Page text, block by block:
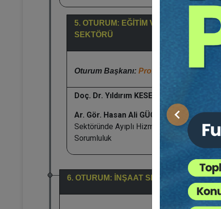
Önceki
5. OTURUM: EĞİTİM VE OTOMOTİV
SEKTÖRÜ
Oturum Başkanı: Prof. Dr. Cevdet YAVUZ
Doç. Dr. Yıldırım KESER:
Ar. Gör. Hasan Ali GÜÇLÜ: Otomotiv
Sektöründe Ayıplı Hizmetten Doğan
Sorumluluk
6. OTURUM: İNŞAAT SEKTÖRÜ - 1